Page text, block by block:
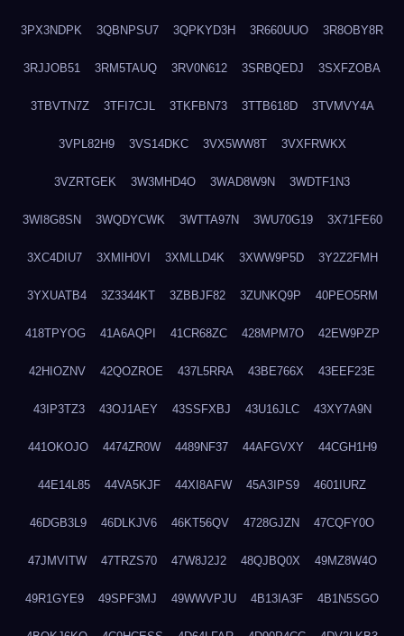
3PX3NDPK 3QBNPSU7 3QPKYD3H 3R660UUO 3R8OBY8R
3RJJOB51 3RM5TAUQ 3RV0N612 3SRBQEDJ 3SXFZOBA
3TBVTN7Z 3TFI7CJL 3TKFBN73 3TTB618D 3TVMVY4A
3VPL82H9 3VS14DKC 3VX5WW8T 3VXFRWKX
3VZRTGEK 3W3MHD4O 3WAD8W9N 3WDTF1N3
3WI8G8SN 3WQDYCWK 3WTTA97N 3WU70G19 3X71FE60
3XC4DIU7 3XMIH0VI 3XMLLD4K 3XWW9P5D 3Y2Z2FMH
3YXUATB4 3Z3344KT 3ZBBJF82 3ZUNKQ9P 40PEO5RM
418TPYOG 41A6AQPI 41CR68ZC 428MPM7O 42EW9PZP
42HIOZNV 42QOZROE 437L5RRA 43BE766X 43EEF23E
43IP3TZ3 43OJ1AEY 43SSFXBJ 43U16JLC 43XY7A9N
441OKOJO 4474ZR0W 4489NF37 44AFGVXY 44CGH1H9
44E14L85 44VA5KJF 44XI8AFW 45A3IPS9 4601IURZ
46DGB3L9 46DLKJV6 46KT56QV 4728GJZN 47CQFY0O
47JMVITW 47TRZS70 47W8J2J2 48QJBQ0X 49MZ8W4O
49R1GYE9 49SPF3MJ 49WWVPJU 4B13IA3F 4B1N5SGO